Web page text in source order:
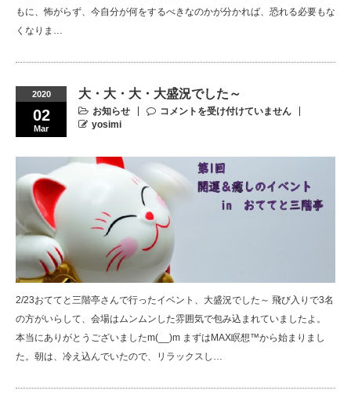
もに、怖がらず、今自分が何をするべきなのかが分かれば、恐れる必要もな
くなりま…
2020
02
Mar
大・大・大・大盛況でした～
お知らせ
コメントを受け付けていません
yosimi
2/23おててと三階亭さんで行ったイベント、大盛況でした～ 飛び入りで3名
の方がいらして、会場はムンムンした雰囲気で包み込まれていましたよ。
本当にありがとうございましたm(__)m まずはMAX瞑想™から始まりまし
た。朝は、冷え込んでいたので、リラックスし…